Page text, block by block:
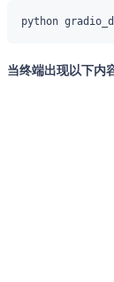
当终端出现以下内